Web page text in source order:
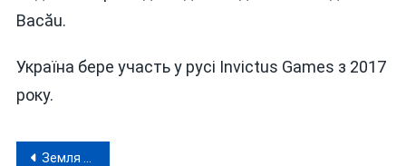
Bacău.
Україна бере участь у русі Invictus Games з 2017
року.
Навігація
Земля для «своїх»: меру Шаргорода та його двом подільникам оголосили підозри у махінаціях